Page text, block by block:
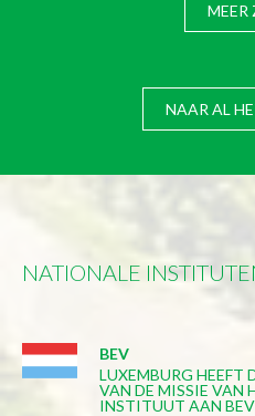
MEER
NAAR AL
NATIONALE
BEV
LUXEMBURG HEEFT
VAN DE MISSIE VAN
INSTITUUT AAN